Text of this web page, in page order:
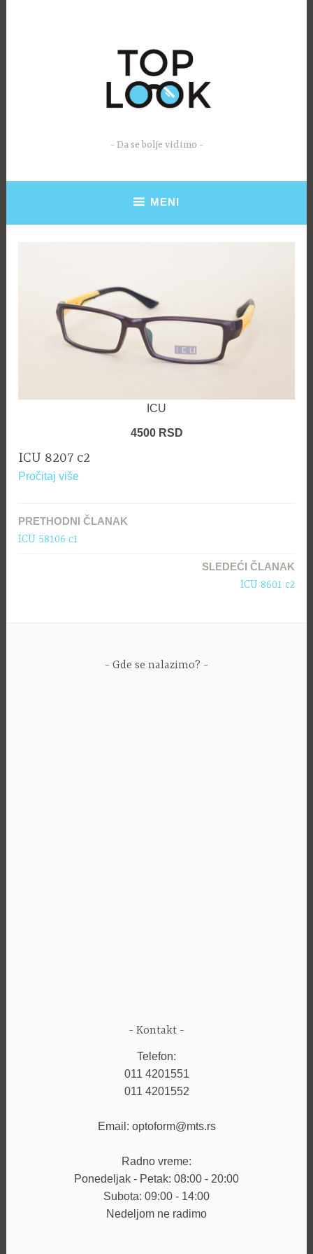
Da se bolje vidimo
MENI
ICU
4500 RSD
ICU 8207 c2
Pročitaj više
Kretanje
članka
PRETHODNI ČLANAK
ICU 58106 c1
SLEDEĆI ČLANAK
ICU 8601 c2
Gde se nalazimo?
Kontakt
Telefon:
011 4201551
011 4201552
Email: optoform@mts.rs
Radno vreme:
Ponedeljak - Petak: 08:00 - 20:00
Subota: 09:00 - 14:00
Nedeljom ne radimo